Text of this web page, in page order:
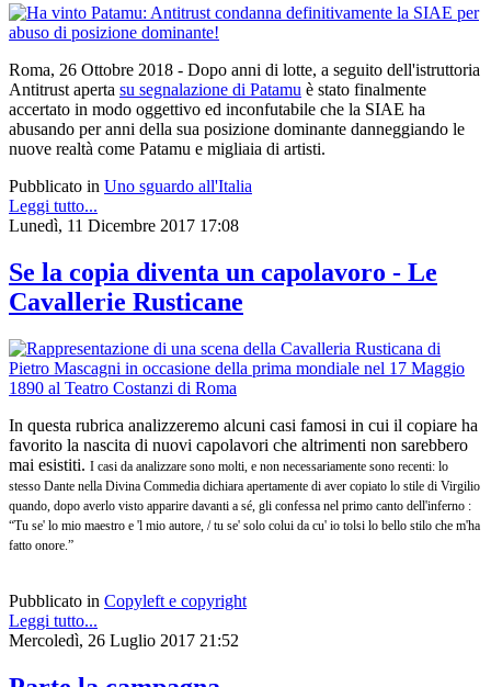
Roma, 26 Ottobre 2018 - Dopo anni di lotte, a seguito dell'istruttoria
Antitrust aperta su segnalazione di Patamu è stato finalmente
accertato in modo oggettivo ed inconfutabile che la SIAE ha
abusando per anni della sua posizione dominante danneggiando le
nuove realtà come Patamu e migliaia di artisti.
Pubblicato in Uno sguardo all'Italia
Leggi tutto...
Lunedì, 11 Dicembre 2017 17:08
Se la copia diventa un capolavoro - Le
Cavallerie Rusticane
In questa rubrica analizzeremo alcuni casi famosi in cui il copiare ha
favorito la nascita di nuovi capolavori che altrimenti non sarebbero
mai esistiti. I casi da analizzare sono molti, e non necessariamente sono recenti: lo
stesso Dante nella Divina Commedia dichiara apertamente di aver copiato lo stile di Virgilio
quando, dopo averlo visto apparire davanti a sé, gli confessa nel primo canto dell'inferno :
“Tu se' lo mio maestro e 'l mio autore, / tu se' solo colui da cu' io tolsi lo bello stilo che m'ha
fatto onore.”
Pubblicato in Copyleft e copyright
Leggi tutto...
Mercoledì, 26 Luglio 2017 21:52